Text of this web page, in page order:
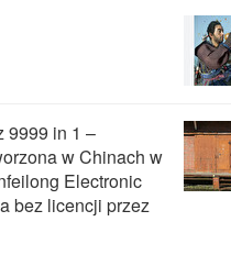
9999 in 1 –
w Chinach w
Electronic
bez licencji przez